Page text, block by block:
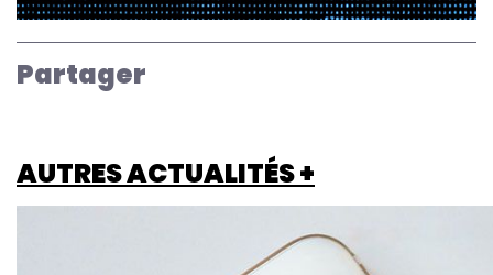
Partager
AUTRES ACTUALITÉS +